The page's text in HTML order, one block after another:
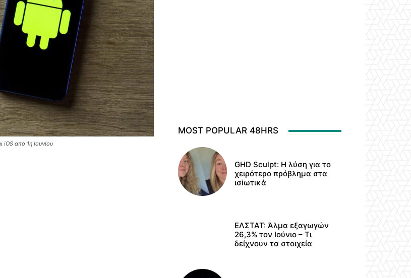
iOS από 1η Ιουνίου
MOST POPULAR 48HRS
GHD Sculpt: Η λύση για το
χειρότερο πρόβλημα στα
ισiωτικά
ΕΛΣΤΑΤ: Άλμα εξαγωγών
26,3% τον Ιούνιο – Τι
δείχνουν τα στοιχεία